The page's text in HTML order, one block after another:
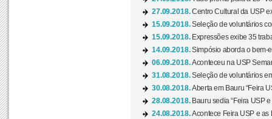
27.09.2018.Centro Cultural da USP
15.09.2018.Seleção de voluntários
15.09.2018. Expressões exibe 35
14.09.2018.Simpósio aborda o bem-
06.09.2018.Aconteceu na USP
31.08.2018.Seleção de voluntários
30.08.2018.Aberta em Bauru “Feira
28.08.2018. Bauru sedia “Feira USP
24.08.2018.Acontece Feira USP e as